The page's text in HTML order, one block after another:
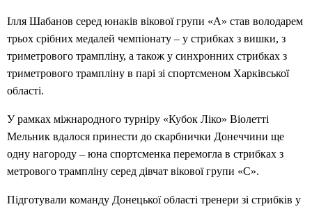
Ілля Шабанов серед юнаків вікової групи «А» став володарем
трьох срібних медалей чемпіонату – у стрибках з вишки, з
триметрового трампліну, а також у синхронних стрибках з
триметрового трампліну в парі зі спортсменом Харківської
області.
У рамках міжнародного турніру «Кубок Ліко» Віолетті
Мельник вдалося принести до скарбнички Донеччини ще
одну нагороду – юна спортсменка перемогла в стрибках з
метрового трампліну серед дівчат вікової групи «С».
Підготували команду Донецької області тренери зі стрибків у